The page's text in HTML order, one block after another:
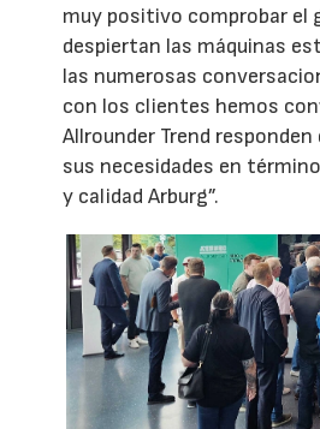
muy positivo comprobar el
despiertan las máquinas
las numerosas
con los clientes hemos
Allrounder Trend
sus necesidades en
y calidad Arburg”.